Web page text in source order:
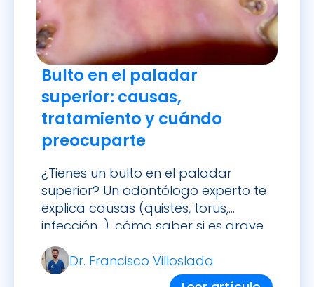
Bulto en el paladar
superior: causas,
tratamiento y cuándo
preocuparte
¿Tienes un bulto en el paladar
superior? Un odontólogo experto te
explica causas (quistes, torus,
infección…), cómo saber si es grave
y tratamientos disponibles.
Dr. Francisco Villoslada